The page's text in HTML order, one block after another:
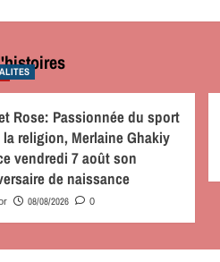
Rose: Passionnée du sport
religion, Merlaine Ghakiy
vendredi 7 août son
de naissance
08/08/2026 0